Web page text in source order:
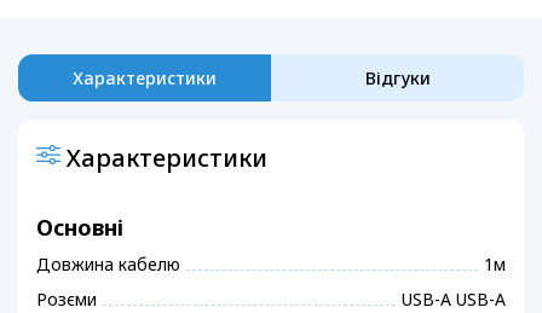
Характеристики Відгуки
Характеристики
Основні
Довжина кабелю
1м
Розєми
USB-A USB-A